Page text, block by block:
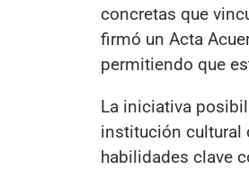
concretas que
firmó un Acta
permitiendo que
La iniciativa
institución cultural
habilidades clave